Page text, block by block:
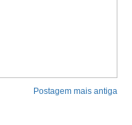
Postagem mais antiga